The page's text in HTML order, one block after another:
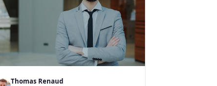
Thomas Renaud